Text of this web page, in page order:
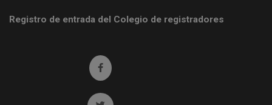
Registro de entrada del Colegio de registradores
Ir a facebook (abre en ventana nueva)